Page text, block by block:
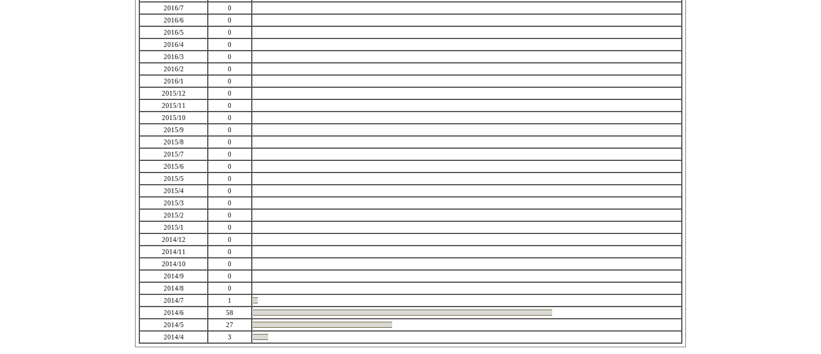
2016/7
0
2016/6
0
2016/5
0
2016/4
0
2016/3
0
2016/2
0
2016/1
0
2015/12
0
2015/11
0
2015/10
0
2015/9
0
2015/8
0
2015/7
0
2015/6
0
2015/5
0
2015/4
0
2015/3
0
2015/2
0
2015/1
0
2014/12
0
2014/11
0
2014/10
0
2014/9
0
2014/8
0
2014/7
1
2014/6
58
2014/5
27
2014/4
3